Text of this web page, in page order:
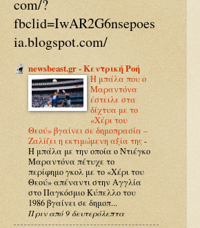
com/?
fbclid=IwAR2G6nsepoes
ia.blogspot.com/
newsbeast.gr - Κεντρική Ροή
Η μπάλα που ο
Μαραντόνα
έστειλε στα
δίχτυα με το
«Χέρι του
Θεού» βγαίνει σε δημοπρασία –
Ζαλίζει η εκτιμώμενη αξία της-
Η μπάλα με την οποία ο Ντιέγκο
Μαραντόνα πέτυχε το
περίφημο γκολ με το «Χέρι του
Θεού» απέναντι στην Αγγλία
στο Παγκόσμιο Κύπελλο του
1986 βγαίνει σε δημοπ...
Πριν από 9 δευτερόλεπτα